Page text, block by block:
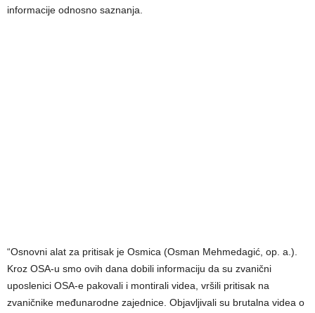
informacije odnosno saznanja.
“Osnovni alat za pritisak je Osmica (Osman Mehmedagić, op. a.).
Kroz OSA-u smo ovih dana dobili informaciju da su zvanični
uposlenici OSA-e pakovali i montirali videa, vršili pritisak na
zvaničnike međunarodne zajednice. Objavljivali su brutalna videa o